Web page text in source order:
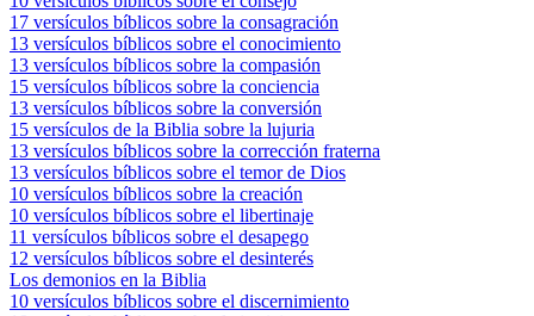
17 versículos bíblicos sobre la consagración
13 versículos bíblicos sobre el conocimiento
13 versículos bíblicos sobre la compasión
15 versículos bíblicos sobre la conciencia
13 versículos bíblicos sobre la conversión
15 versículos de la Biblia sobre la lujuria
13 versículos bíblicos sobre la corrección fraterna
13 versículos bíblicos sobre el temor de Dios
10 versículos bíblicos sobre la creación
10 versículos bíblicos sobre el libertinaje
11 versículos bíblicos sobre el desapego
12 versículos bíblicos sobre el desinterés
Los demonios en la Biblia
10 versículos bíblicos sobre el discernimiento